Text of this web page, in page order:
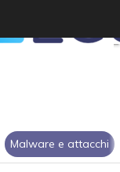
Malware e attacchi